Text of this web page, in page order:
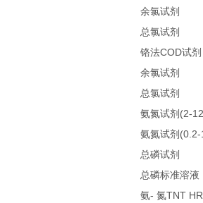
余氯试剂
总氯试剂
铬法COD试剂
余氯试剂
总氯试剂
氨氮试剂 (2-
氨氮试剂
总磷试剂
总磷标准溶液
氨- 氮TNT HR